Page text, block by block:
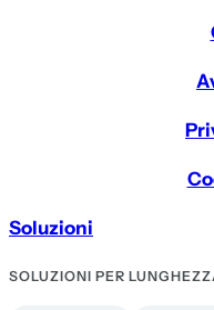
Soluzioni
SOLUZIONI PER